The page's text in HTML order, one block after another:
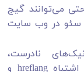
می‌توانند گیج
سئو در وب سایت
نادرست،
استفاده نامناسب از noindex، پیاده‌سازی اشتباه hreflang و